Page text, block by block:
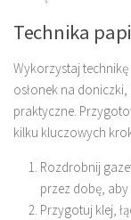
Technika
Wykorzystaj technikę
osłonek na
praktyczne.
kilku kluczowych
Rozdrobnij
przez dobę,
Przygotuj klej,